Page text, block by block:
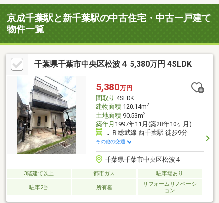
京成千葉駅と新千葉駅の中古住宅・中古一戸建て
物件一覧
千葉県千葉市中央区松波４ 5,380万円 4SLDK
5,380万円
間取り 4SLDK
建物面積120.14m2
土地面積90.53m2
築年月 1997年11月(築28年10ヶ月)
ＪＲ総武線 西千葉駅 徒歩9分
その他の交通
千葉県千葉市中央区松波４
3階建て以上 都市ガス 駐車場あり
駐車2台 所有権
リフォームリノベーシ
ョン